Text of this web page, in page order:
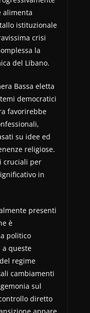
alimenta
istituzionale
crisi
la
del Libano.
Bassa eletta
democratici
favorirebbe
su idee ed
religiose.
cruciali per
in
presenti
è
politico
a queste
regime
cambiamenti
sul
diretto